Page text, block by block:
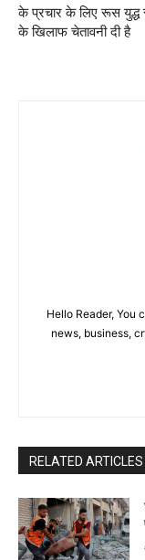
के प्रचार के लिए रूस युद्ध
के खिलाफ चेतावनी दी है
Hello Reader, You
news, business,
RELATED ARTICLES